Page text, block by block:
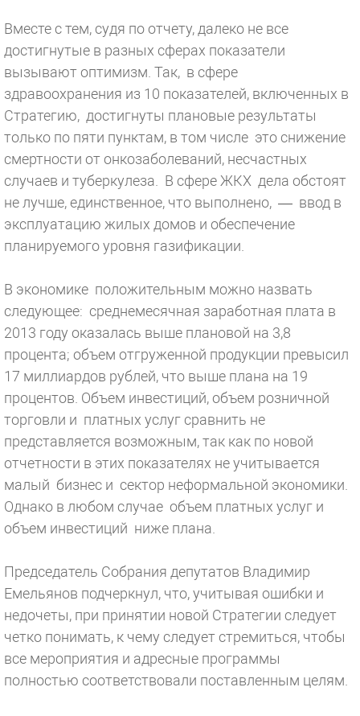
Вместе с тем, судя по отчету, далеко не все
достигнутые в разных сферах показатели
вызывают оптимизм. Так, в сфере
здравоохранения из 10 показателей, включенных в
Стратегию, достигнуты плановые результаты
только по пяти пунктам, в том числе это снижение
смертности от онкозаболеваний, несчастных
случаев и туберкулеза. В сфере ЖКХ дела обстоят
не лучше, единственное, что выполнено, — ввод в
эксплуатацию жилых домов и обеспечение
планируемого уровня газификации.
В экономике положительным можно назвать
следующее: среднемесячная заработная плата в
2013 году оказалась выше плановой на 3,8
процента; объем отгруженной продукции превысил
17 миллиардов рублей, что выше плана на 19
процентов. Объем инвестиций, объем розничной
торговли и платных услуг сравнить не
представляется возможным, так как по новой
отчетности в этих показателях не учитывается
малый бизнес и сектор неформальной экономики.
Однако в любом случае объем платных услуг и
объем инвестиций ниже плана.
Председатель Собрания депутатов Владимир
Емельянов подчеркнул, что, учитывая ошибки и
недочеты, при принятии новой Стратегии следует
четко понимать, к чему следует стремиться, чтобы
все мероприятия и адресные программы
полностью соответствовали поставленным целям.